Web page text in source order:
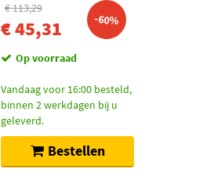
€ 113,29
€ 45,31 -60%
Op voorraad
Vandaag voor 16:00 besteld,
binnen 2 werkdagen bij u
geleverd.
Bestellen